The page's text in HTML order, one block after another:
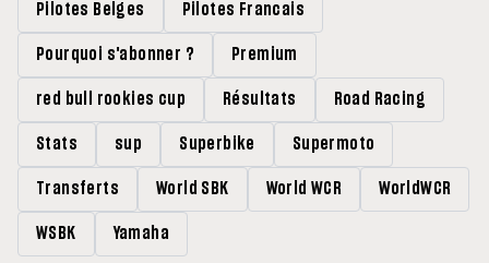
Pilotes Belges Pilotes Francais
Pourquoi s'abonner ? Premium
red bull rookies cup Résultats Road Racing
Stats sup Superbike Supermoto
Transferts World SBK World WCR WorldWCR
WSBK Yamaha